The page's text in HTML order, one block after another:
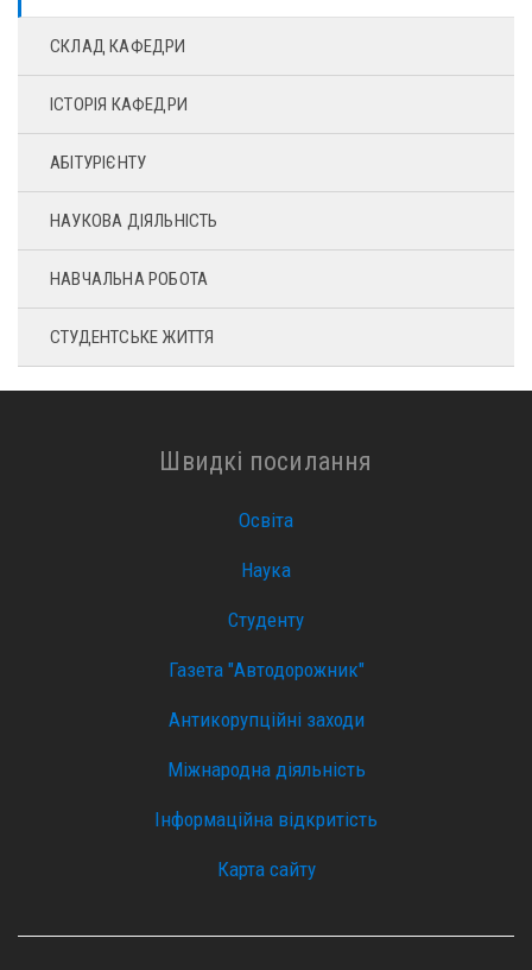
СКЛАД КАФЕДРИ
ІСТОРІЯ КАФЕДРИ
АБІТУРІЄНТУ
НАУКОВА ДІЯЛЬНІСТЬ
НАВЧАЛЬНА РОБОТА
СТУДЕНТСЬКЕ ЖИТТЯ
Швидкі посилання
Освіта
Наука
Студенту
Газета "Автодорожник"
Антикорупційні заходи
Міжнародна діяльність
Інформаційна відкритість
Карта сайту